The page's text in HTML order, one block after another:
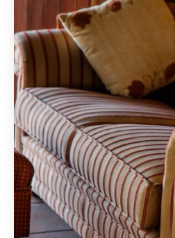
Geschrieben von